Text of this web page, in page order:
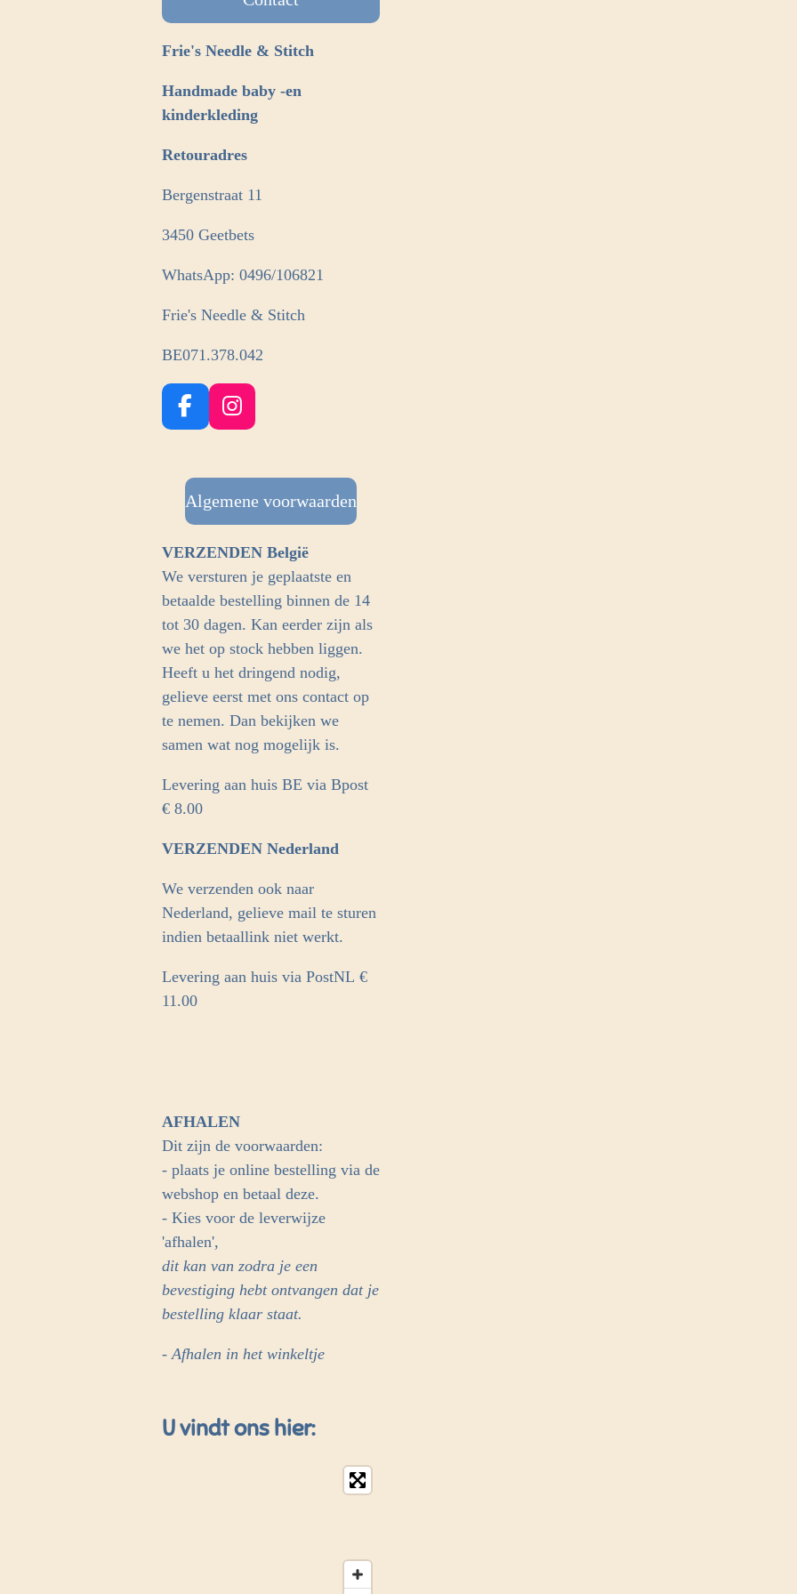
Frie's Needle & Stitch
Handmade baby -en
kinderkleding
Retouradres
Bergenstraat 11
3450 Geetbets
WhatsApp: 0496/106821
Frie's Needle & Stitch
BE071.378.042
F
e
b
o
o
I
t
a
g
r
m
Algemene voorwaarden
VERZENDEN België
We versturen je geplaatste en
betaalde bestelling binnen de 14
tot 30 dagen. Kan eerder zijn als
we het op stock hebben liggen.
Heeft u het dringend nodig,
gelieve eerst met ons contact op
te nemen. Dan bekijken we
samen wat nog mogelijk is.
Levering aan huis BE via Bpost
€ 8.00
VERZENDEN Nederland
We verzenden ook naar
Nederland, gelieve mail te sturen
indien betaallink niet werkt.
Levering aan huis via PostNL €
11.00
AFHALEN
Dit zijn de voorwaarden:
- plaats je online bestelling via de
webshop en betaal deze.
- Kies voor de leverwijze
'afhalen',
dit kan van zodra je een
bevestiging hebt ontvangen dat je
bestelling klaar staat.
- Afhalen in het winkeltje
U vindt ons hier: